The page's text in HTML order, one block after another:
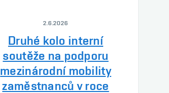
2.6.2026
Druhé kolo interní
soutěže na podporu
mezinárodní mobility
zaměstnanců v roce